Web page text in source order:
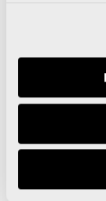
que